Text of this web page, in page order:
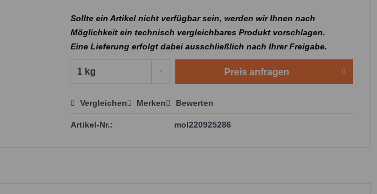
Sollte ein Artikel nicht verfügbar sein, werden wir Ihnen nach
Möglichkeit ein technisch vergleichbares Produkt vorschlagen.
Eine Lieferung erfolgt dabei ausschließlich nach Ihrer Freigabe.
Preis anfragen
Preis anfragen
Vergleichen Merken Bewerten
Artikel-Nr.: mol220925286